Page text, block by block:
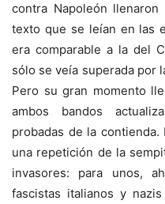
contra Napoleón
texto que se leían en las
era comparable a la del
sólo se veía superada por
Pero su gran momento
ambos bandos
probadas de la
una repetición de la
invasores: para unos,
fascistas italianos y